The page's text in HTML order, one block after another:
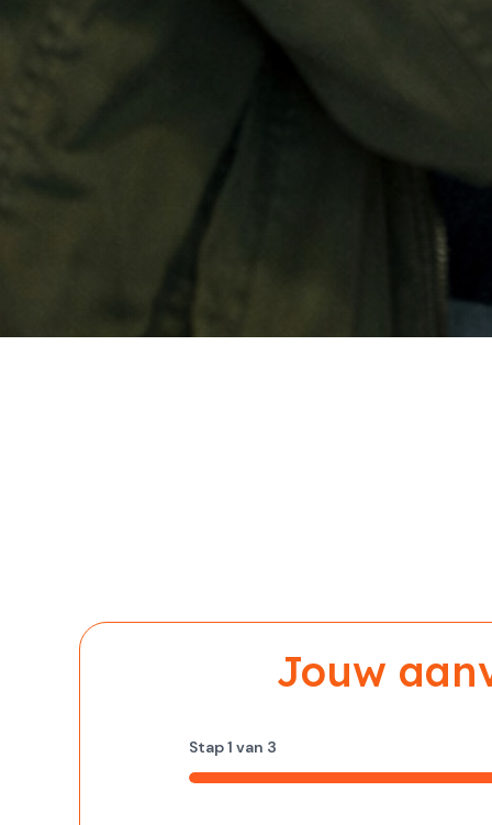
Jouw
Stap1 van 3
33%